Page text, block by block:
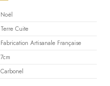
Noël
Terre Cuite
Fabrication Artisanale Française
7cm
Carbonel